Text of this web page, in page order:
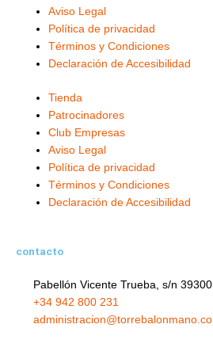
a
m
k
-
f
r
Aviso Legal
Política de privacidad
Términos y Condiciones
Declaración de Accesibilidad
Tienda
Patrocinadores
Club Empresas
Aviso Legal
Política de privacidad
Términos y Condiciones
Declaración de Accesibilidad
contacto
Pabellón Vicente Trueba, s/n
+34 942 800 231